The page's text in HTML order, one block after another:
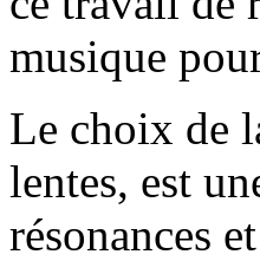
musique
Le choix de
lentes, est
résonances